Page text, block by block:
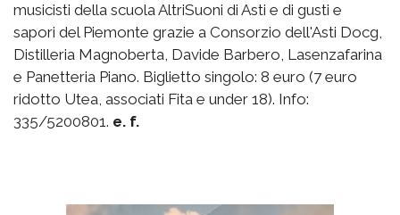
musicisti della scuola AltriSuoni di Asti e di gusti e
sapori del Piemonte grazie a Consorzio dell'Asti Docg,
Distilleria Magnoberta, Davide Barbero, Lasenzafarina
e Panetteria Piano. Biglietto singolo: 8 euro (7 euro
ridotto Utea, associati Fita e under 18). Info:
335/5200801. e. f.